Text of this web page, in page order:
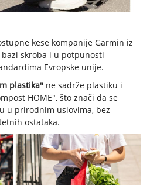
kese kompanije Garmin iz
skroba i u potpunosti
Evropske unije.
plastika" ne sadrže plastiku i
HOME", što znači da se
u prirodnim uslovima, bez
ostataka.